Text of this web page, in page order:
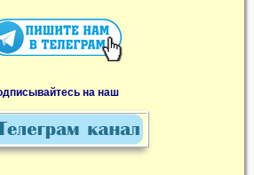
на наш